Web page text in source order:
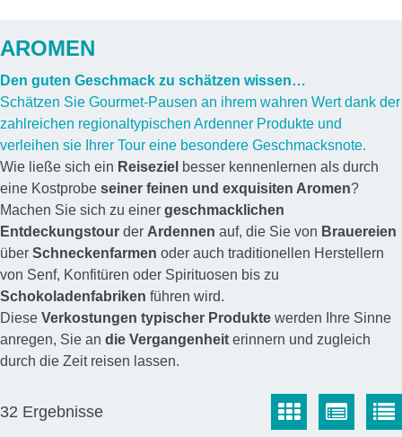
AROMEN
Den guten Geschmack zu schätzen wissen…
Schätzen Sie Gourmet-Pausen an ihrem wahren Wert dank der
zahlreichen regionaltypischen Ardenner Produkte und
verleihen sie Ihrer Tour eine besondere Geschmacksnote.
Wie ließe sich ein Reiseziel besser kennenlernen als durch
eine Kostprobe seiner feinen und exquisiten Aromen?
Machen Sie sich zu einer geschmacklichen
Entdeckungstour der Ardennen auf, die Sie von Brauereien
über Schneckenfarmen oder auch traditionellen Herstellern
von Senf, Konfitüren oder Spirituosen bis zu
Schokoladenfabriken führen wird.
Diese Verkostungen typischer Produkte werden Ihre Sinne
anregen, Sie an die Vergangenheit erinnern und zugleich
durch die Zeit reisen lassen.
32 Ergebnisse